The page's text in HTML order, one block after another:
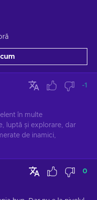
-1
în multe
luptă și explorare, dar
de inamici,
0